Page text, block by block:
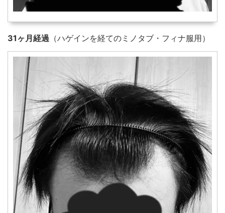
31ヶ月経過 （ハゲインを経てのミノタブ・フィナ服用）